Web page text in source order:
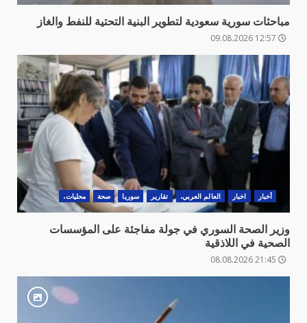
مباحثات سورية سعودية لتطوير البنية التحتية للنفط والغاز
أخبار اخبار العالم العربي، تقارير سوريا صحة محليات،
وزير الصحة السوري في جولة مفاجئة على المؤسسات
الصحية في اللاذقية